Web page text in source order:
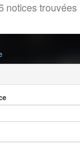
notices trouvées